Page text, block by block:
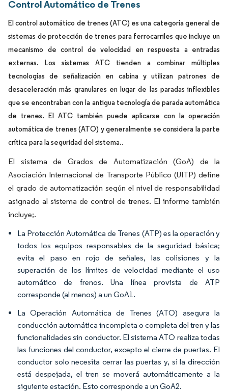
Control Automático de Trenes
El control automático de trenes (ATC) es una categoría general de
sistemas de protección de trenes para ferrocarriles que incluye un
mecanismo de control de velocidad en respuesta a entradas
externas. Los sistemas ATC tienden a combinar múltiples
tecnologías de señalización en cabina y utilizan patrones de
desaceleración más granulares en lugar de las paradas inflexibles
que se encontraban con la antigua tecnología de parada automática
de trenes. El ATC también puede aplicarse con la operación
automática de trenes (ATO) y generalmente se considera la parte
crítica para la seguridad del sistema..
El sistema de Grados de Automatización (GoA) de la
Asociación Internacional de Transporte Público (UITP) define
el grado de automatización según el nivel de responsabilidad
asignado al sistema de control de trenes. El informe también
incluye;.
La Protección Automática de Trenes (ATP) es la operación y
todos los equipos responsables de la seguridad básica;
evita el paso en rojo de señales, las colisiones y la
superación de los límites de velocidad mediante el uso
automático de frenos. Una línea provista de ATP
corresponde (al menos) a un GoA1.
La Operación Automática de Trenes (ATO) asegura la
conducción automática incompleta o completa del tren y las
funcionalidades sin conductor. El sistema ATO realiza todas
las funciones del conductor, excepto el cierre de puertas. El
conductor solo necesita cerrar las puertas y, si la dirección
está despejada, el tren se moverá automáticamente a la
siguiente estación. Esto corresponde a un GoA2.